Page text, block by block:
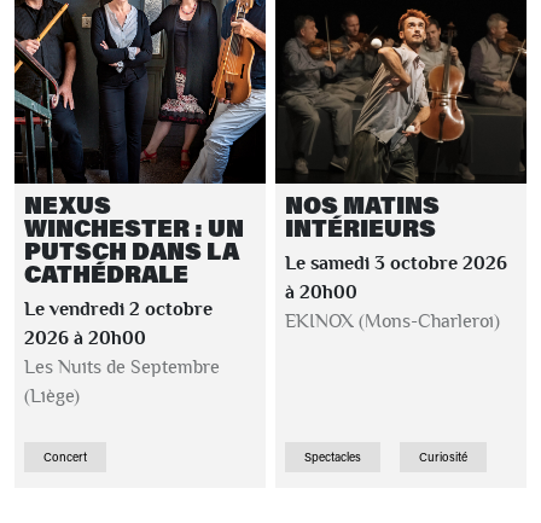
NEXUS
WINCHESTER : UN
PUTSCH DANS LA
CATHÉDRALE
Le vendredi 2 octobre
2026 à 20h00
Les Nuits de Septembre
(Liège)
Concert
NOS MATINS
INTÉRIEURS
Le samedi 3 octobre 2026
à 20h00
EKINOX (Mons-Charleroi)
Spectacles Curiosité